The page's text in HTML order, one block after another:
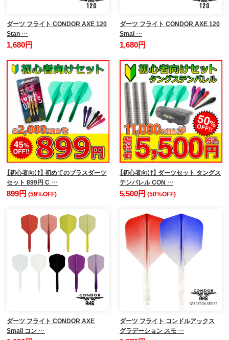
ダーツ フライト CONDOR AXE 120
Stan …
1,680円
ダーツ フライト CONDOR AXE 120
Smal …
1,680円
【初心者向け】 初めてのブラスダーツ
セット 899円 C …
899円(59%OFF)
【初心者向け】 ダーツセット タングス
テンバレル CON …
5,500円 (50%OFF)
ダーツ フライト CONDOR AXE
Small コン …
ダーツ フライト コンドルアックス
グラデーション スモ …